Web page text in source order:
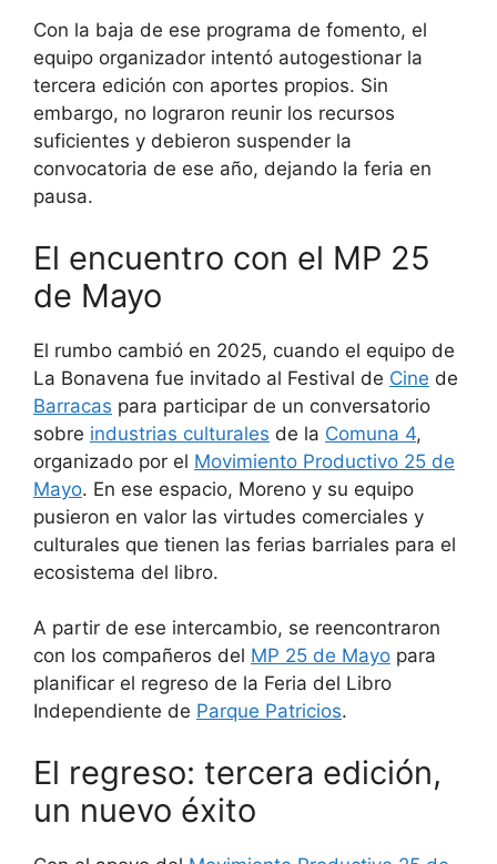
Con la baja de ese programa de fomento, el
equipo organizador intentó autogestionar la
tercera edición con aportes propios. Sin
embargo, no lograron reunir los recursos
suficientes y debieron suspender la
convocatoria de ese año, dejando la feria en
pausa.
El encuentro con el MP 25
de Mayo
El rumbo cambió en 2025, cuando el equipo de
La Bonavena fue invitado al Festival de Cine de
Barracas para participar de un conversatorio
sobre industrias culturales de la Comuna 4,
organizado por el Movimiento Productivo 25 de
Mayo. En ese espacio, Moreno y su equipo
pusieron en valor las virtudes comerciales y
culturales que tienen las ferias barriales para el
ecosistema del libro.
A partir de ese intercambio, se reencontraron
con los compañeros del MP 25 de Mayo para
planificar el regreso de la Feria del Libro
Independiente de Parque Patricios.
El regreso: tercera edición,
un nuevo éxito